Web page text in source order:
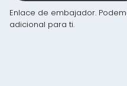
Enlace de embajador.
adicional para ti.